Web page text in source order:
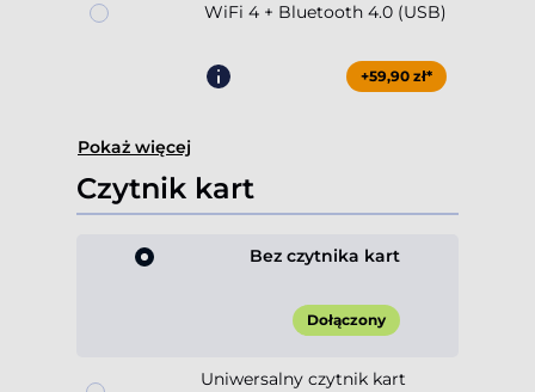
WiFi 4 + Bluetooth 4.0 (USB)
+59,90 zł*
Pokaż więcej
Czytnik kart
Bez czytnika kart
Dołączony
Uniwersalny czytnik kart